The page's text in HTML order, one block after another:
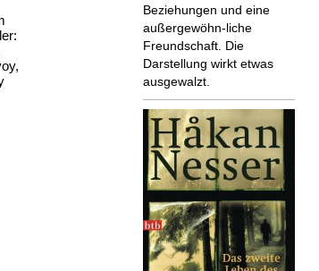
Beziehungen und eine
außergewöhn-liche
Freundschaft. Die
Darstellung wirkt etwas
ausgewalzt.